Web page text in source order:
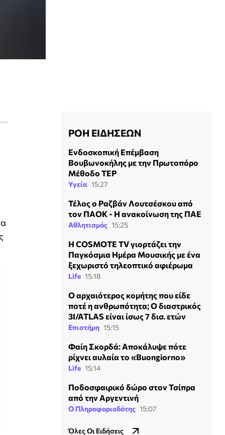
ΡΟΗ ΕΙΔΗΣΕΩΝ
Ενδοσκοπική Επέμβαση
Βουβωνοκήλης με την Πρωτοπόρο
Μέθοδο TEP
Υγεία 15:27
Τέλος ο Ραζβάν Λουτσέσκου από
τον ΠΑΟΚ - Η ανακοίνωση της ΠΑΕ
Αθλητισμός 15:25
Η COSMOTE TV γιορτάζει την
Παγκόσμια Ημέρα Μουσικής με ένα
ξεχωριστό τηλεοπτικό αφιέρωμα
Life 15:18
Ο αρχαιότερος κομήτης που είδε
ποτέ η ανθρωπότητα; Ο διαστρικός
3I/ATLAS είναι ίσως 7 δισ. ετών
Επιστήμη 15:15
Φαίη Σκορδά: Αποκάλυψε πότε
ρίχνει αυλαία το «Buongiorno»
Life 15:14
Ποδοσφαιρικό δώρο στον Τσίπρα
από την Αργεντινή
Ο Πληροφοριοδότης 15:07
Όλες Οι Ειδήσεις